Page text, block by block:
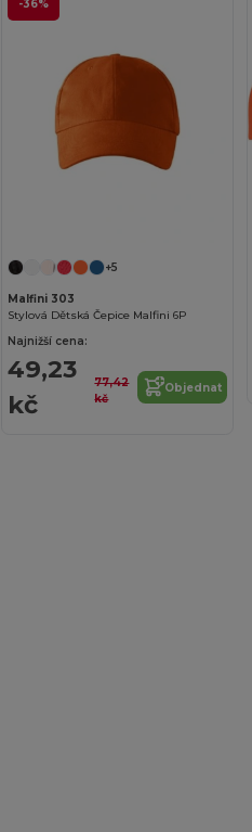
-36%
+5
Malfini 303
Stylová Dětská Čepice Malfini 6P
Najnižší cena:
49,23
kč
77,42
kč
Objednat